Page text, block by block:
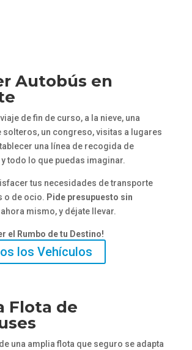
Autobús en
de fin de curso, a la nieve, una
solteros, un congreso, visitas a lugares
una línea de recogida de
todo lo que puedas imaginar.
tus necesidades de transporte
o de ocio. Pide presupuesto sin
ahora mismo, y déjate llevar.
el Rumbo de tu Destino!
los Vehículos
Flota de
una amplia flota que seguro se adapta